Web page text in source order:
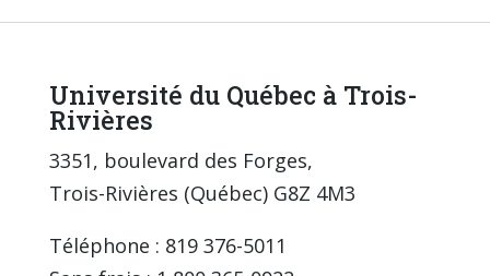
Université du Québec à Trois-
Rivières
3351, boulevard des Forges,
Trois-Rivières (Québec) G8Z 4M3
Téléphone : 819 376-5011